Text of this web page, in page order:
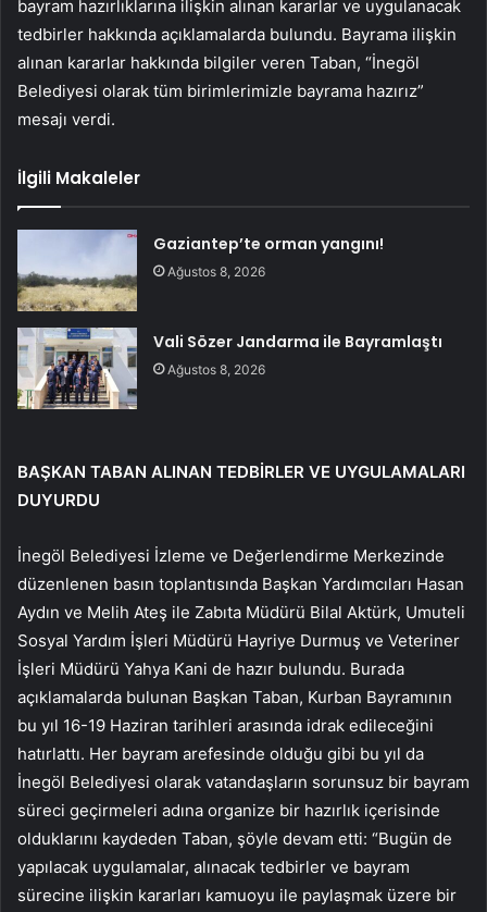
bayram hazırlıklarına ilişkin alınan kararlar ve uygulanacak
tedbirler hakkında açıklamalarda bulundu. Bayrama ilişkin
alınan kararlar hakkında bilgiler veren Taban, “İnegöl
Belediyesi olarak tüm birimlerimizle bayrama hazırız”
mesajı verdi.
İlgili Makaleler
Gaziantep’te orman yangını!
Ağustos 8, 2026
Vali Sözer Jandarma ile Bayramlaştı
Ağustos 8, 2026
BAŞKAN TABAN ALINAN TEDBİRLER VE UYGULAMALARI
DUYURDU
İnegöl Belediyesi İzleme ve Değerlendirme Merkezinde
düzenlenen basın toplantısında Başkan Yardımcıları Hasan
Aydın ve Melih Ateş ile Zabıta Müdürü Bilal Aktürk, Umuteli
Sosyal Yardım İşleri Müdürü Hayriye Durmuş ve Veteriner
İşleri Müdürü Yahya Kani de hazır bulundu. Burada
açıklamalarda bulunan Başkan Taban, Kurban Bayramının
bu yıl 16-19 Haziran tarihleri arasında idrak edileceğini
hatırlattı. Her bayram arefesinde olduğu gibi bu yıl da
İnegöl Belediyesi olarak vatandaşların sorunsuz bir bayram
süreci geçirmeleri adına organize bir hazırlık içerisinde
olduklarını kaydeden Taban, şöyle devam etti: “Bugün de
yapılacak uygulamalar, alınacak tedbirler ve bayram
sürecine ilişkin kararları kamuoyu ile paylaşmak üzere bir